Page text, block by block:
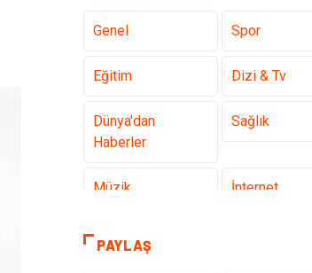
Genel Spor
Eğitim Dizi & Tv
Dünya'dan
Haberler
Sağlık
Müzik İnternet
Ülkemizden
Haberler
PAYLAŞ